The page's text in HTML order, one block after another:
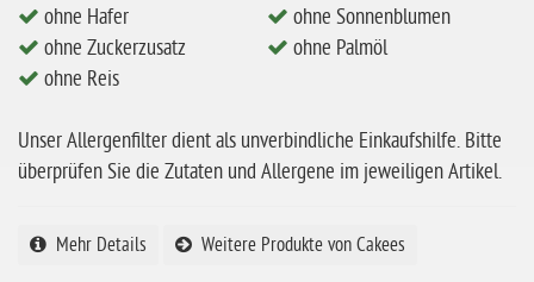
ohne Milch
ohne Hafer
ohne Reis
ohne Senf
ohne Hafer
ohne Zuckerzusatz
ohne Reis
ohne Sonnenblumen
ohne Palmöl
Unser Allergenfilter dient als unverbindliche Einkaufshilfe. Bitte
überprüfen Sie die Zutaten und Allergene im jeweiligen Artikel.
Mehr Details Weitere Produkte von Cakees